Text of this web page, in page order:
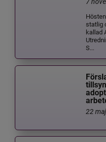
statlig
kallad
S...
22